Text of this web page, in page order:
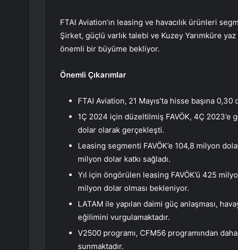
FTAI Aviation’ın leasing ve havacılık ürünleri
Şirket, güçlü varlık talebi ve Kuzey Yarımküre
önemli bir büyüme bekliyor.
Önemli Çıkarımlar
FTAI Aviation, 21 Mayıs’ta hisse başına
1Ç 2024 için düzeltilmiş FAVÖK, 4Ç 2023’e
dolar olarak gerçekleşti.
Leasing segmenti FAVÖK’e 104,8 milyon
milyon dolar katkı sağladı.
Yıl için öngörülen leasing FAVÖK’ü 425
milyon dolar olması bekleniyor.
LATAM ile yapılan daimi güç anlaşması,
eğilimini vurgulamaktadır.
V2500 programı, CFM56 programından
sunmaktadır.